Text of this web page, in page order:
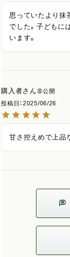
思っていたより抹
でした。子どもに
います。
購入者
非公開
投稿日
2025/06/26
甘さ控えめで上品